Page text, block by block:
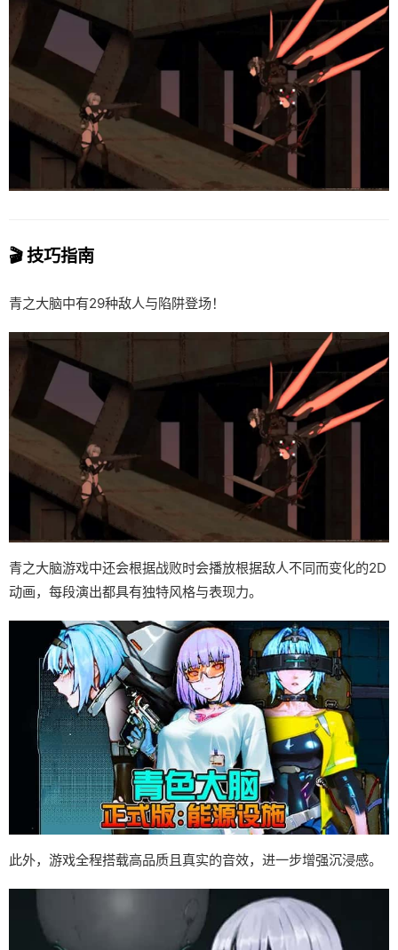
🎬 技巧指南
青之大脑中有29种敌人与陷阱登场！
青之大脑游戏中还会根据战败时会播放根据敌人不同而变化的2D
动画，每段演出都具有独特风格与表现力。
此外，游戏全程搭载高品质且真实的音效，进一步增强沉浸感。